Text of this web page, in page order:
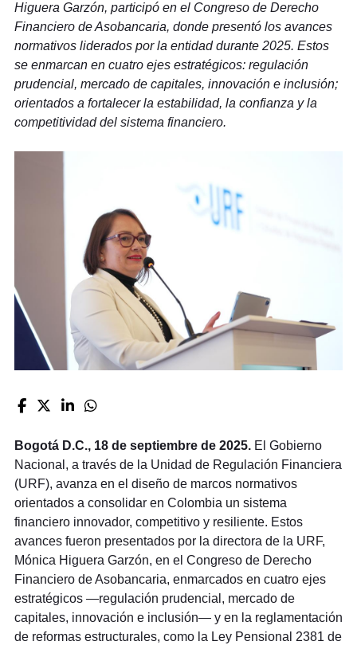
Higuera Garzón, participó en el Congreso de Derecho
Financiero de Asobancaria, donde presentó los avances
normativos liderados por la entidad durante 2025. Estos
se enmarcan en cuatro ejes estratégicos: regulación
prudencial, mercado de capitales, innovación e inclusión;
orientados a fortalecer la estabilidad, la confianza y la
competitividad del sistema financiero.
Bogotá D.C., 18 de septiembre de 2025.El Gobierno
Nacional, a través de la Unidad de Regulación Financiera
(URF), avanza en el diseño de marcos normativos
orientados a consolidar en Colombia un sistema
financiero innovador, competitivo y resiliente. Estos
avances fueron presentados por la directora de la URF,
Mónica Higuera Garzón, en el Congreso de Derecho
Financiero de Asobancaria, enmarcados en cuatro ejes
estratégicos —regulación prudencial, mercado de
capitales, innovación e inclusión— y en la reglamentación
de reformas estructurales, como la Ley Pensional 2381 de